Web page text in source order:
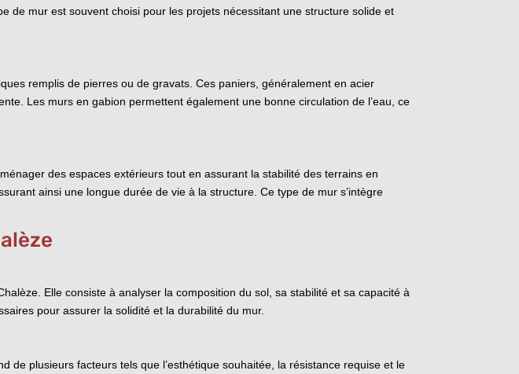
de mur est souvent choisi pour les projets nécessitant une structure solide et
remplis de pierres ou de gravats. Ces paniers, généralement en acier
Les murs en gabion permettent également une bonne circulation de l’eau, ce
des espaces extérieurs tout en assurant la stabilité des terrains en
ainsi une longue durée de vie à la structure. Ce type de mur s’intègre
Elle consiste à analyser la composition du sol, sa stabilité et sa capacité à
pour assurer la solidité et la durabilité du mur.
de plusieurs facteurs tels que l’esthétique souhaitée, la résistance requise et le